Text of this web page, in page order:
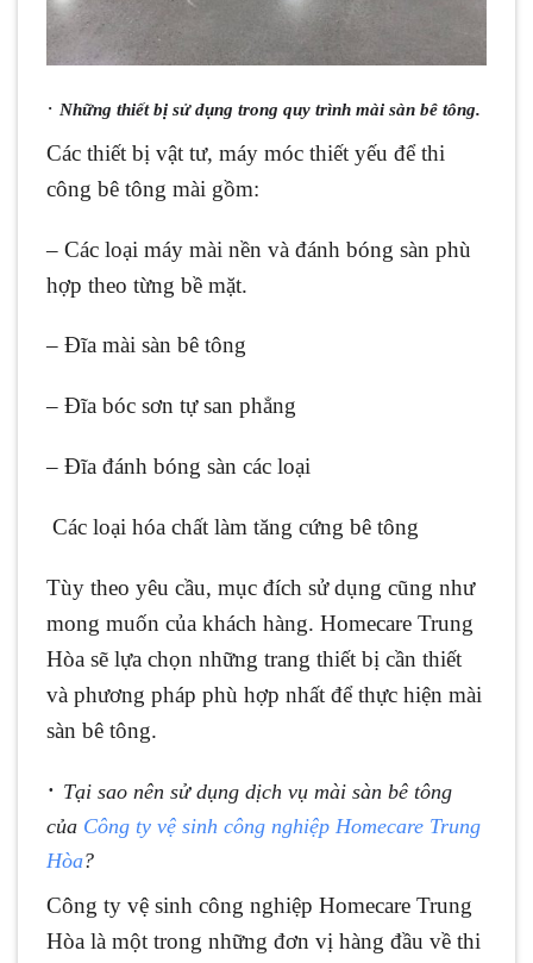
· Những thiết bị sử dụng trong quy trình mài sàn bê tông.
Các thiết bị vật tư, máy móc thiết yếu để thi
công bê tông mài gồm:
– Các loại máy mài nền và đánh bóng sàn phù
hợp theo từng bề mặt.
– Đĩa mài sàn bê tông
– Đĩa bóc sơn tự san phẳng
– Đĩa đánh bóng sàn các loại
Các loại hóa chất làm tăng cứng bê tông
Tùy theo yêu cầu, mục đích sử dụng cũng như
mong muốn của khách hàng. Homecare Trung
Hòa sẽ lựa chọn những trang thiết bị cần thiết
và phương pháp phù hợp nhất để thực hiện mài
sàn bê tông.
· Tại sao nên sử dụng dịch vụ mài sàn bê tông
của Công ty vệ sinh công nghiệp Homecare Trung
Hòa?
Công ty vệ sinh công nghiệp Homecare Trung
Hòa là một trong những đơn vị hàng đầu về thi